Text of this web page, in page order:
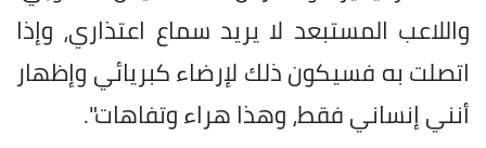
واللاعب المستبعد لا يريد سماع اعتذاري، وإذا
اتصلت به فسيكون ذلك لإرضاء كبريائي وإظهار
أنني إنساني فقط، وهذا هراء وتفاهات".